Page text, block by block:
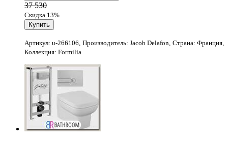
37 530
Скидка 13%
Артикул: u-266106, Производитель: Jacob Delafon, Страна: Франция,
Коллекция: Formilia